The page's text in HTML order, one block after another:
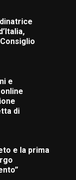
e
di
e la prima